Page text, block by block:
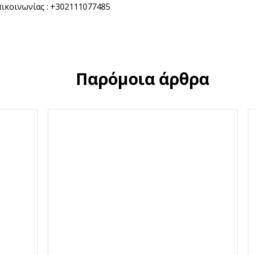
: +302111077485
Παρόμοια άρθρα